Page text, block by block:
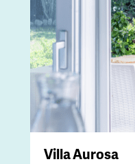
Villa Aurosa